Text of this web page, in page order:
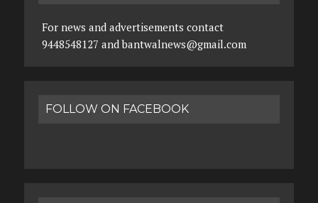
For news and advertisements contact
9448548127 and bantwalnews@gmail.com
FOLLOW ON FACEBOOK